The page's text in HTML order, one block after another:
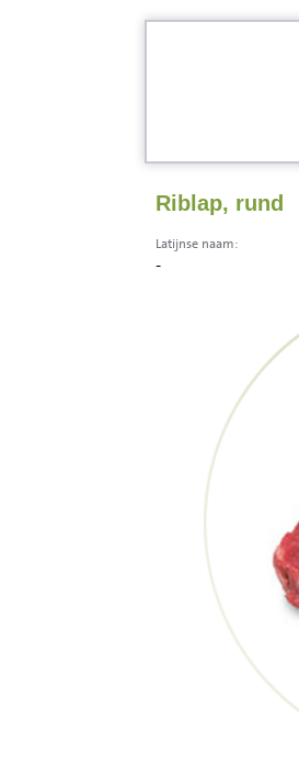
Riblap, rund
Latijnse naam:
-